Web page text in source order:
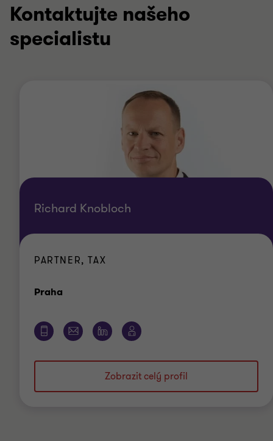
Kontaktujte našeho
specialistu
Richard Knobloch
PARTNER, TAX
Praha
Zobrazit celý profil